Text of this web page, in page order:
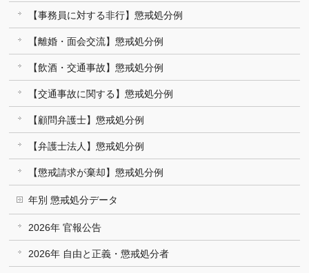
【事務員に対する非行】懲戒処分例
【離婚・面会交流】懲戒処分例
【飲酒・交通事故】懲戒処分例
【交通事故に関する】懲戒処分例
【顧問弁護士】懲戒処分例
【弁護士法人】懲戒処分例
【懲戒請求が棄却】懲戒処分例
年別 懲戒処分データ
2026年 官報公告
2026年 自由と正義・懲戒処分者